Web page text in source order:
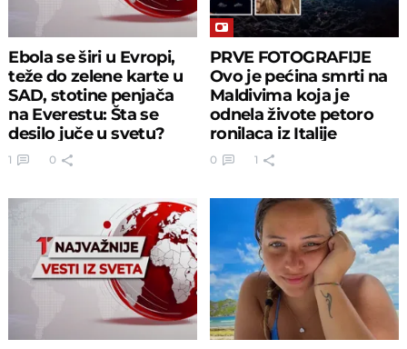
Ebola se širi u Evropi,
teže do zelene karte u
SAD, stotine penjača
na Everestu: Šta se
desilo juče u svetu?
1 0
PRVE FOTOGRAFIJE
Ovo je pećina smrti na
Maldivima koja je
odnela živote petoro
ronilaca iz Italije
0 1